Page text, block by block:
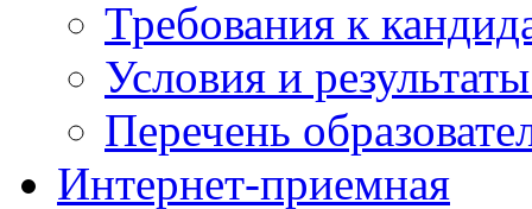
Требования к
Условия и
Перечень
Интернет-приемная